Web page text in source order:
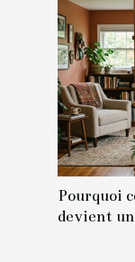
Pourquoi
devient